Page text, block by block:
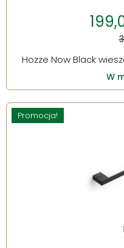
Hozze Now Black
W
Promocja!